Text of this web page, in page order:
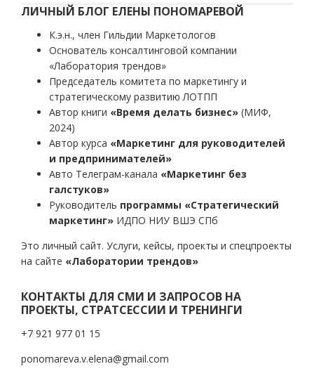
ЛИЧНЫЙ БЛОГ ЕЛЕНЫ ПОНОМАРЕВОЙ
К.э.н., член Гильдии Маркетологов
Основатель консалтинговой компании
«Лаборатория трендов»
Председатель комитета по маркетингу и
стратегическому развитию ЛОТПП
Автор книги «Время делать бизнес» (МИФ,
2024)
Автор курса «Маркетинг для руководителей
и предпринимателей»
Авто Телеграм-канала «Маркетинг без
галстуков»
Руководитель программы «Стратегический
маркетинг» ИДПО НИУ ВШЭ СПб
Это личный сайт. Услуги, кейсы, проекты и спецпроекты
на сайте «Лаборатории трендов»
КОНТАКТЫ ДЛЯ СМИ И ЗАПРОСОВ НА
ПРОЕКТЫ, СТРАТСЕССИИ И ТРЕНИНГИ
+7 921 977 01 15
ponomareva.v.elena@gmail.com